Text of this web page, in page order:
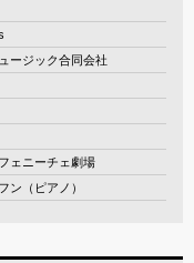
ージック合同会社
ェニーチェ劇場
ン（ピアノ）